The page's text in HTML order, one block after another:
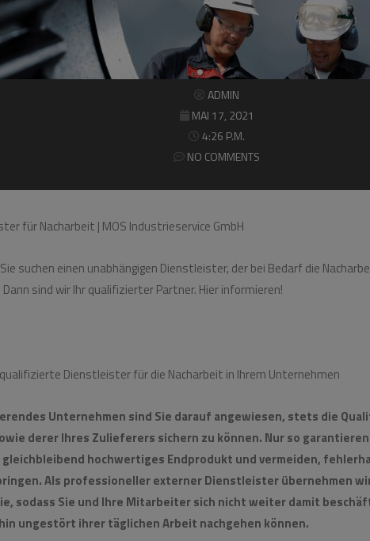
Ihr Dienstleister für Nacharbeit | MOS Industrieservice
ADMIN
MAI 17, 2021
4:26 P.M.
NO COMMENTS
für Nacharbeit | MOS Industrieservice GmbH
suchen einen unabhängigen Dienstleister, der bei Bedarf die
sind wir Ihr qualifizierter Partner. Hier informieren!
Dienstleister für die Nacharbeit in Ihrem Unternehmen
Unternehmen sind Sie darauf angewiesen, stets die
derer Ihres Zulieferers sichern zu können. Nur so
gleichbleibend hochwertiges Endprodukt und vermeiden,
Als professioneller externerDienstleisterübernehmen
sodass Sie und Ihre Mitarbeiter sich nicht weiter damit
ungestört ihrer täglichen Arbeit nachgehen können.